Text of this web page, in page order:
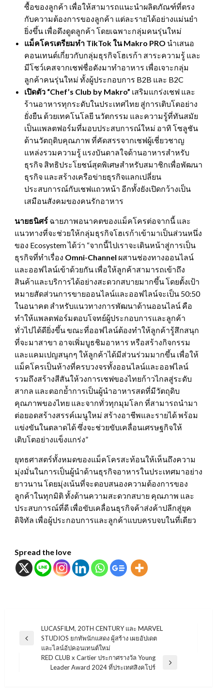
ซื้อของลูกค้า เพื่อให้สามารถแนะนำผลิตภัณฑ์ที่ตรง
กับความต้องการของลูกค้า แต่ละรายได้อย่างแม่นยำ
ยิ่งขึ้น เพื่อดึงดูดลูกค้า โดยเฉพาะกลุ่มคนรุ่นใหม่
แม็คโครเตรียมทำ TikTokในMakro PRO นำเสนอ
คอนเทนต์เกี่ยวกับกลุ่มธุรกิจโฮเรก้า สาระความรู้ และ
มีโชว์เคสจากเชฟชื่อดังมาทำอาหาร เพื่อเจาะกลุ่ม
ลูกค้าคนรุ่นใหม่ ทั้งผู้ประกอบการ B2B และ B2C
เปิดตัว “Chef’s Club by Makro” เสริมแกร่งเชฟ และ
ร้านอาหารทุกระดับในประเทศไทย สู่การเติบโตอย่าง
ยั่งยืน ด้วยเทคโนโลยี นวัตกรรม และความรู้ที่ทันสมัย
เป็นแพลตฟอร์มที่มอบประสบการณ์ใหม่ อาทิ โซลูชัน
ด้านวัตถุดิบคุณภาพ ที่คัดสรรจากเชฟผู้เชี่ยวชาญ
แหล่งรวมความรู้ แรงบันดาลใจด้านอาหารสำหรับ
ธุรกิจ สิทธิประโยชน์สุดพิเศษสำหรับสมาชิกเพื่อพัฒนา
ธุรกิจ และสร้างเครือข่ายธุรกิจแลกเปลี่ยน
ประสบการณ์กับเชฟแถวหน้า อีกทั้งยังเปิดกว้างเป็น
เสมือนสังคมของคนรักอาหาร
นายธนิศร์ ฉายภาพอนาคตของแม็คโครต่อจากนี้ และ
แนวทางที่จะช่วยให้กลุ่มธุรกิจโฮเรก้าเข้ามาเป็นส่วนหนึ่ง
ของ Ecosystem ได้ว่า “จากนี้ไปเราจะเดินหน้าสู่การเป็น
ธุรกิจที่ทำเรื่อง Omni-Channel ผสานช่องทางออนไลน์
และออฟไลน์เข้าด้วยกัน เพื่อให้ลูกค้าสามารถเข้าถึง
สินค้าและบริการได้อย่างสะดวกสบายมากขึ้น โดยตั้งเป้า
หมายสัดส่วนการขายออนไลน์และออฟไลน์จะเป็น 50:50
ในอนาคต สำหรับแนวทางการพัฒนาด้านออนไลน์ คือ
ทำให้แพลตฟอร์มตอบโจทย์ผู้ประกอบการและลูกค้า
ทั่วไปได้ดียิ่งขึ้น ขณะที่ออฟไลน์ต้องทำให้ลูกค้ารู้สึกสนุก
ที่จะมาสาขา อาจเพิ่มบูธชิมอาหาร หรือสร้างกิจกรรม
และแคมเปญสนุกๆ ให้ลูกค้าได้มีส่วนร่วมมากขึ้น เพื่อให้
แม็คโครเป็นห้างที่ครบวงจรทั้งออนไลน์และออฟไลน์
รวมถึงสร้างสีสันให้วงการเชฟของไทยก้าวไกลสู่ระดับ
สากล และตอกย้ำการเป็นผู้นำอาหารสดที่มีวัตถุดิบ
คุณภาพของไทย และจากทั่วทุกมุมโลก ที่สามารถนำมา
ต่อยอดสร้างสรรค์เมนูใหม่ สร้างอาชีพและรายได้ พร้อม
แข่งขันในตลาดได้ ซึ่งจะช่วยขับเคลื่อนเศรษฐกิจให้
เติบโตอย่างแข็งแกร่ง”
ยุทธศาสตร์ทั้งหมดของแม็คโครสะท้อนให้เห็นถึงความ
มุ่งมั่นในการเป็นผู้นำด้านธุรกิจอาหารในประเทศมาอย่าง
ยาวนาน โดยมุ่งเน้นที่จะตอบสนองความต้องการของ
ลูกค้าในทุกมิติ ทั้งด้านความสะดวกสบาย คุณภาพ และ
ประสบการณ์ที่ดี เพื่อขับเคลื่อนธุรกิจค้าส่งค้าปลีกสู่ยุค
ดิจิทัล เพื่อผู้ประกอบการและลูกค้าแบบครบจบในที่เดียว
Spread the love
แนะแนว
เรื่อง
Previous
LUCASFILM, 20TH CENTURY และ MARVEL
STUDIOS ยกทัพนักแสดง ผู้สร้าง เผยอัปเดต
และไลน์อัปคอนเทนต์ใหม่
RED CLUB x Cartier ประกาศรางวัล Young
Leader Award 2024 ที่ประเทศสิงคโปร์